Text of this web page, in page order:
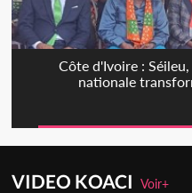
Côte d'Ivoire :
nationale
VIDEO KOACIVoir+